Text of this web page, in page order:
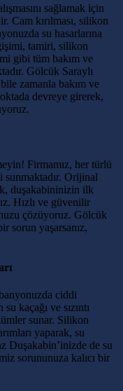
sağlamak için
Cam kırılması, silikon
su hasarlarına
tamiri, silikon
gibi tüm bakım ve
Gölcük Saraylı
zamanla bakım ve
devreye girerek,
Firmamız, her türlü
Orijinal
duşakabininizin ilk
Hızlı ve güvenilir
çözüyoruz. Gölcük
sorun yaşarsanız,
ciddi
kaçağı ve sızıntı
sunar. Silikon
yaparak, su
Duşakabin’inizde de su
sorununuza kalıcı bir